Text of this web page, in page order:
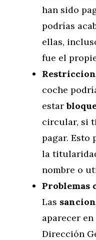
han sido
podrías
ellas,
fue el
coche
estar
circular, si
pagar. Esto
la
nombre o
Problemas
Las
aparecer
Dirección